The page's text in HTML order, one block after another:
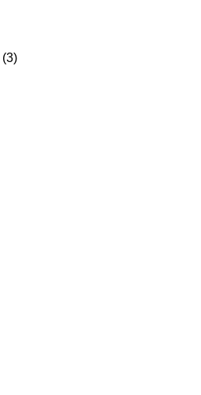
(3)